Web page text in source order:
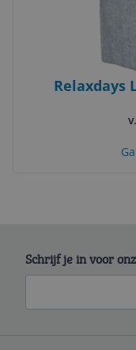
Relaxdays
Schrijf je in voor